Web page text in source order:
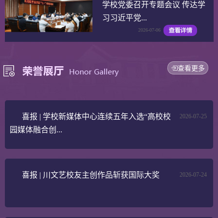
学校党委召开专题会议 传达学
习习近平党...
2026-07-06
查看更多
2026-07-25
喜报 | 学校新媒体中心连续五年入选“高校校
园媒体融合创...
2026-07-24
喜报 | 川文艺校友主创作品斩获国际大奖